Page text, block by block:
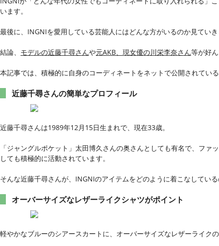
います。
最後に、INGNIを愛用している芸能人にはどんな方がいるのか見てい
結論、 モデルの近藤千尋さんや元AKB、現女優の川栄李奈さん等が好
本記事では、積極的に自身のコーディネートをネットで公開されてい
近藤千尋さんの簡単なプロフィール
近藤千尋さんは1989年12月15日生まれで、現在33歳。
「ジャングルポケット」太田博久さんの奥さんとしても有名で、フ
しても積極的に活動されています。
そんな近藤千尋さんが、INGNIのアイテムをどのように着こなしてい
オーバーサイズなレザーライクシャツがポイント
軽やかなブルーのシアースカートに、オーバーサイズなレザーライク